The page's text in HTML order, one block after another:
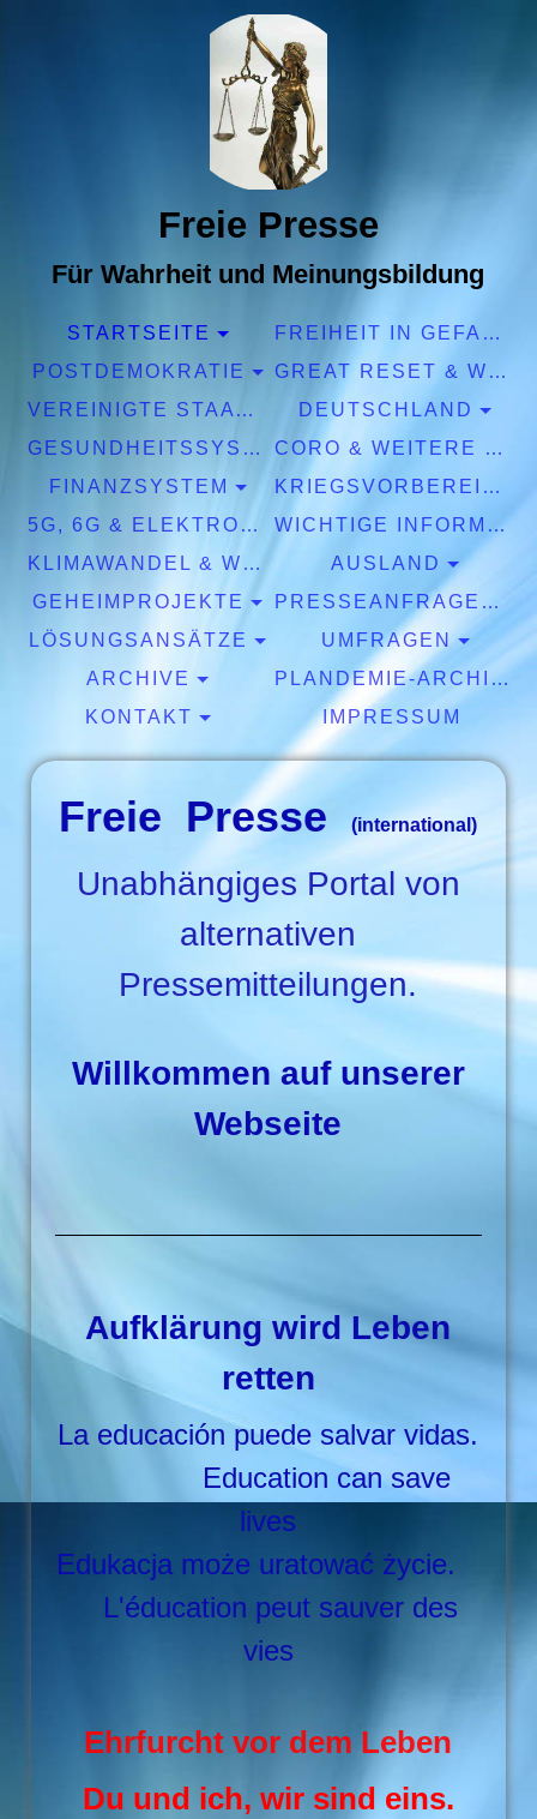
Freie Presse
Für Wahrheit und Meinungsbildung
STARTSEITE
FREIHEIT IN GEFAHR
POSTDEMOKRATIE
GREAT RESET & WEF
VEREINIGTE STAATEN EUROPA
DEUTSCHLAND
GESUNDHEITSSYSTEM
CORO & WEITERE PANDEMIEN
FINANZSYSTEM
KRIEGSVORBEREITUNGEN
5G, 6G & ELEKTROSMOG
WICHTIGE INFORMATIONEN
KLIMAWANDEL & WETTER
AUSLAND
GEHEIMPROJEKTE
PRESSEANFRAGEN & EXPERTISEN
LÖSUNGSANSÄTZE
UMFRAGEN
ARCHIVE
PLANDEMIE-ARCHIV
KONTAKT
IMPRESSUM
Freie Presse(international)
Unabhängiges Portal von
alternativen
Pressemitteilungen.
Willkommen auf unserer
Webseite
Aufklärung wird Leben
retten
La educación puede salvar vidas.
Education can save
lives
Edukacja może uratować życie.
L'éducation peut sauver des
vies
Ehrfurcht vor dem Leben
Du und ich, wir sind eins.